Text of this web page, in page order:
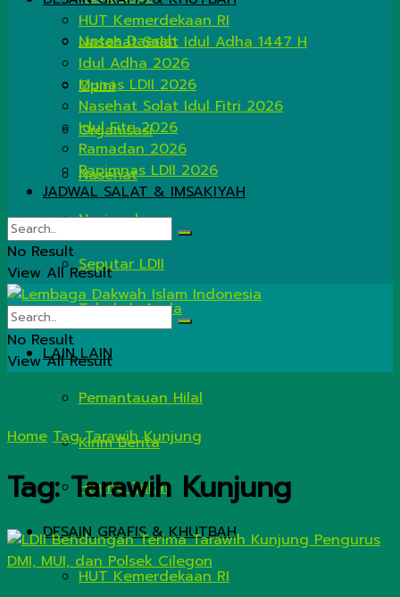
Lintas Daerah
Opini
Organisasi
Nasehat
Nasional
Seputar LDII
Tahukah Anda
LAIN LAIN
Pemantauan Hilal
Kirim Berita
Hitung Zakat
DESAIN GRAFIS & KHUTBAH
HUT Kemerdekaan RI
HUT Kemerdekaan RI
Nasehat Salat Idul Adha 1447 H
Idul Adha 2026
Munas LDII 2026
Nasehat Solat Idul Fitri 2026
Idul Fitri 2026
Ramadan 2026
Rapimnas LDII 2026
JADWAL SALAT & IMSAKIYAH
No Result
View All Result
No Result
View All Result
Home Tag Tarawih Kunjung
Tag:Tarawih Kunjung